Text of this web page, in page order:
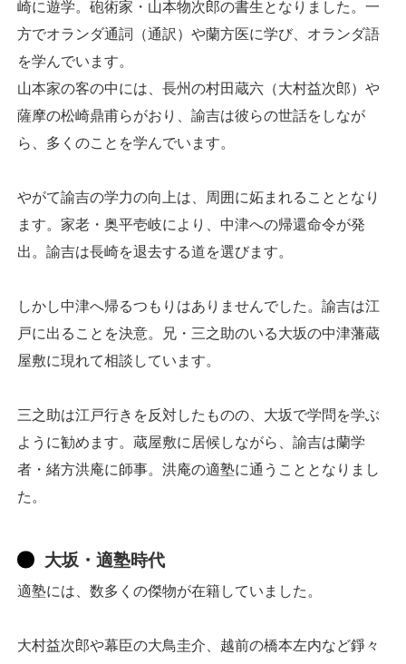
崎に遊学。砲術家・山本物次郎の書生となりました。一
方でオランダ通詞（通訳）や蘭方医に学び、オランダ語
を学んでいます。
山本家の客の中には、長州の村田蔵六（大村益次郎）や
薩摩の松崎鼎甫らがおり、諭吉は彼らの世話をしなが
ら、多くのことを学んでいます。
やがて諭吉の学力の向上は、周囲に妬まれることとなり
ます。家老・奥平壱岐により、中津への帰還命令が発
出。諭吉は長崎を退去する道を選びます。
しかし中津へ帰るつもりはありませんでした。諭吉は江
戸に出ることを決意。兄・三之助のいる大坂の中津藩蔵
屋敷に現れて相談しています。
三之助は江戸行きを反対したものの、大坂で学問を学ぶ
ように勧めます。蔵屋敷に居候しながら、諭吉は蘭学
者・緒方洪庵に師事。洪庵の適塾に通うこととなりまし
た。
大坂・適塾時代
適塾には、数多くの傑物が在籍していました。
大村益次郎や幕臣の大鳥圭介、越前の橋本左内など錚々